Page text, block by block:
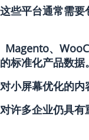
些平台通常需
Magento、
标准化产品数据。
小屏幕优化的内
许多企业仍具